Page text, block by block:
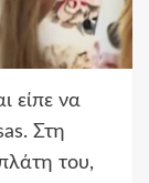
είπε να
Στη
του,